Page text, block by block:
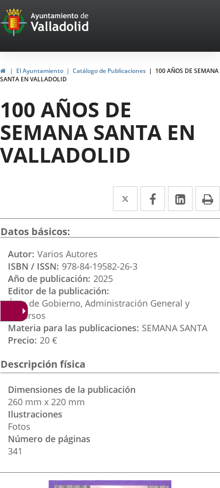
Portal
Web
del
Ayuntamiento
de
Valladolid
InicioEl Ayuntamiento Catálogo de Publicaciones
100 AÑOS DE SEMANA
SANTA EN VALLADOLID
100 AÑOS DE
SEMANA SANTA EN
VALLADOLID
Twitter
Enlace
a
externa.
Facebook
Enlace
a
Enlace
a
Datos básicos
Autor Varios Autores
ISBN / ISSN 978-84-19582-26-3
Año de publicación 2025
Editor de la publicación
Área de Gobierno, Administración General y
Recursos
Materia para las publicaciones SEMANA SANTA
Precio 20 €
Descripción física
Dimensiones de la publicación
260 mm x 220 mm
Ilustraciones
Fotos
Número de páginas
341